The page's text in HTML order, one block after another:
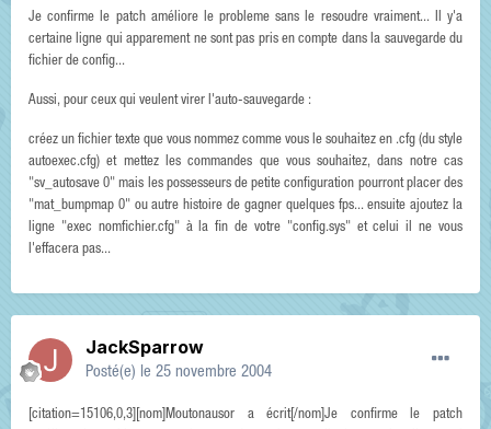
Je confirme le patch améliore le probleme sans le resoudre vraiment... Il y'a
certaine ligne qui apparement ne sont pas pris en compte dans la sauvegarde du
fichier de config...
Aussi, pour ceux qui veulent virer l'auto-sauvegarde :
créez un fichier texte que vous nommez comme vous le souhaitez en .cfg (du style
autoexec.cfg) et mettez les commandes que vous souhaitez, dans notre cas
"sv_autosave 0" mais les possesseurs de petite configuration pourront placer des
"mat_bumpmap 0" ou autre histoire de gagner quelques fps... ensuite ajoutez la
ligne "exec nomfichier.cfg" à la fin de votre "config.sys" et celui il ne vous
l'effacera pas...
JackSparrow
Posté(e) le 25 novembre 2004
[citation=15106,0,3][nom]Moutonausor a écrit[/nom]Je confirme le patch